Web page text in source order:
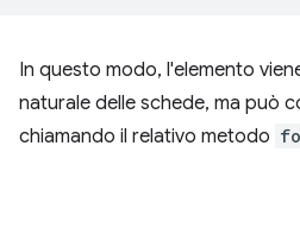
In questo modo, l'elemento
naturale delle schede, ma può
chiamando il relativo metodo